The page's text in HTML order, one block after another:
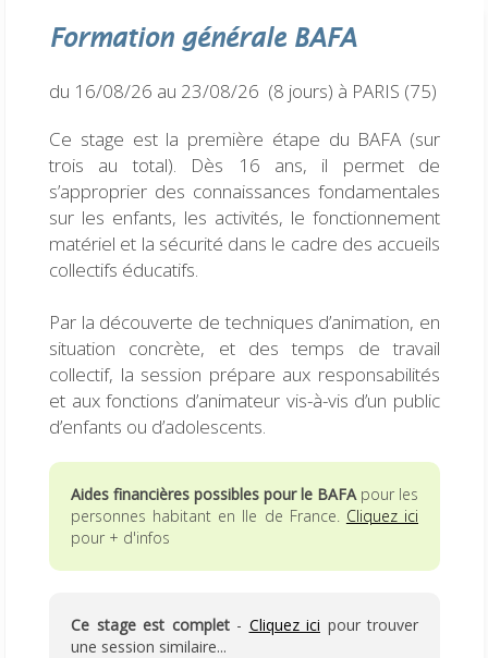
Formation généraleBAFA
du 16/08/26 au 23/08/26 (8 jours) à PARIS (75)
Ce stage est la première étape du BAFA (sur
trois au total). Dès 16 ans, il permet de
s’approprier des connaissances fondamentales
sur les enfants, les activités, le fonctionnement
matériel et la sécurité dans le cadre des accueils
collectifs éducatifs.
Par la découverte de techniques d’animation, en
situation concrète, et des temps de travail
collectif, la session prépare aux responsabilités
et aux fonctions d’animateur vis-à-vis d’un public
d’enfants ou d’adolescents.
Aides financières possibles pour le BAFApour les
personnes habitant en Ile de France. Cliquez ici
pour + d'infos
Ce stage est complet- Cliquez ici pour trouver
une session similaire...